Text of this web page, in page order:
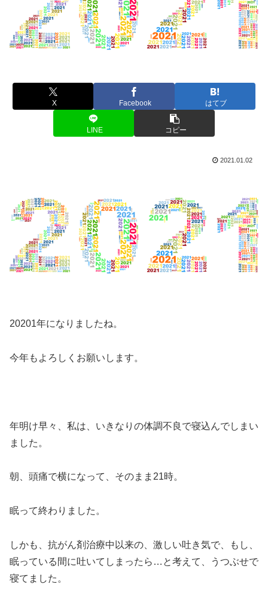
X Facebook はてブ
LINE コピー
2021.01.02
20201年になりましたね。
今年もよろしくお願いします。
年明け早々、私は、いきなりの体調不良で寝込んでしまい
ました。
朝、頭痛で横になって、そのまま21時。
眠って終わりました。
しかも、抗がん剤治療中以来の、激しい吐き気で、もし、
眠っている間に吐いてしまったら…と考えて、うつぶせで
寝てました。